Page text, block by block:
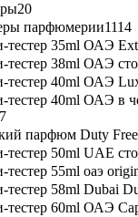
20
парфюмерии1114
35ml ОАЭ
38ml ОАЭ
40ml ОАЭ
40ml ОАЭ в
парфюм Duty
50ml UAE
55ml оаэ
58ml Dubai
60ml ОАЭ